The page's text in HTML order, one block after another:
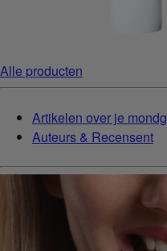
Alle producten
Artikelen over je
Auteurs & Recensent